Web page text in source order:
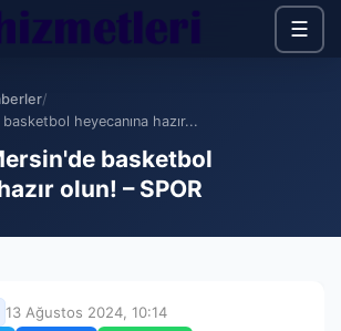
☰
/
heyecanına hazır...
basketbol
olun! – SPOR
13 Ağustos 2024, 10:14